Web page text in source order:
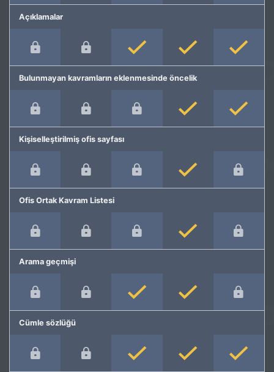
Açıklamalar
Bulunmayan kavramların eklenmesinde öncelik
Kişiselleştirilmiş ofis sayfası
Ofis Ortak Kavram Listesi
Arama geçmişi
Cümle sözlüğü